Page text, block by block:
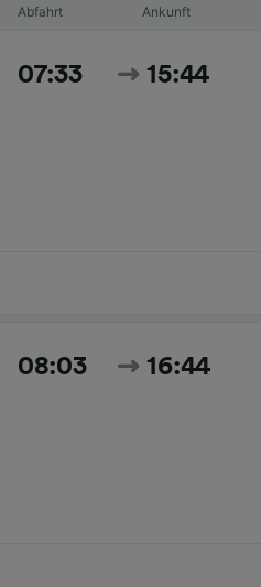
Abfahrt Ankunft
07:33 15:44
08:03 16:44